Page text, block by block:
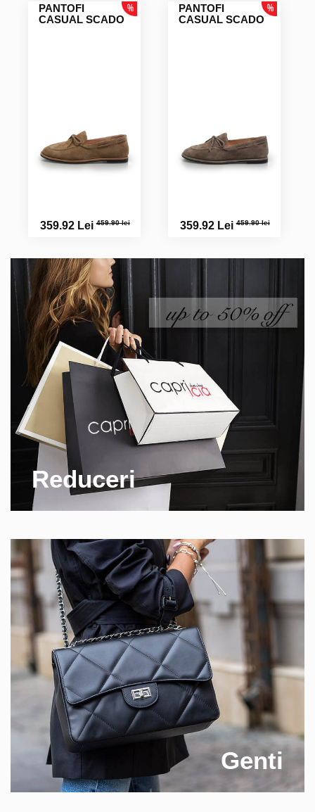
PANTOFI
CASUAL SCADO
359.92 Lei459.90 lei
PANTOFI
CASUAL SCADO
359.92 Lei459.90 lei
Reduceri
Genti